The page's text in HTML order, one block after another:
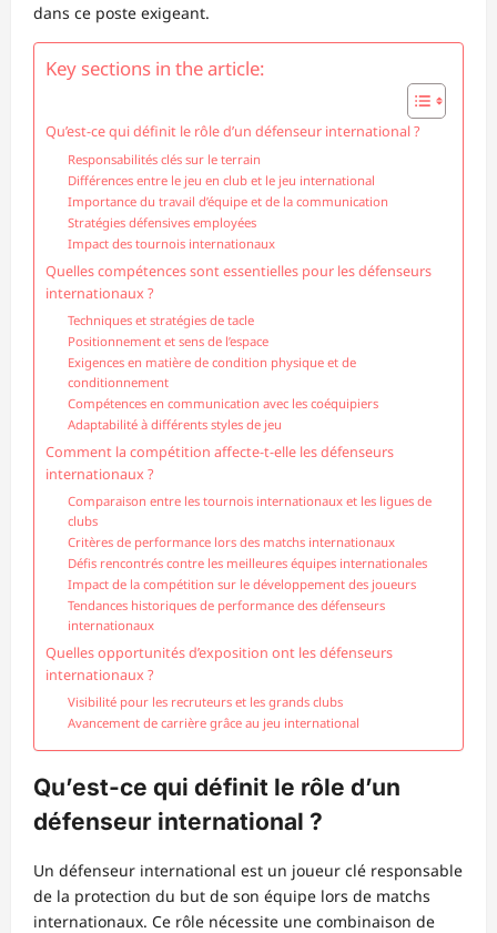
dans ce poste exigeant.
Key sections in the article:
Qu’est-ce qui définit le rôle d’un défenseur international ?
Responsabilités clés sur le terrain
Différences entre le jeu en club et le jeu international
Importance du travail d’équipe et de la communication
Stratégies défensives employées
Impact des tournois internationaux
Quelles compétences sont essentielles pour les défenseurs
internationaux ?
Techniques et stratégies de tacle
Positionnement et sens de l’espace
Exigences en matière de condition physique et de
conditionnement
Compétences en communication avec les coéquipiers
Adaptabilité à différents styles de jeu
Comment la compétition affecte-t-elle les défenseurs
internationaux ?
Comparaison entre les tournois internationaux et les ligues de
clubs
Critères de performance lors des matchs internationaux
Défis rencontrés contre les meilleures équipes internationales
Impact de la compétition sur le développement des joueurs
Tendances historiques de performance des défenseurs
internationaux
Quelles opportunités d’exposition ont les défenseurs
internationaux ?
Visibilité pour les recruteurs et les grands clubs
Avancement de carrière grâce au jeu international
Qu’est-ce qui définit le rôle d’un
défenseur international ?
Un défenseur international est un joueur clé responsable
de la protection du but de son équipe lors de matchs
internationaux. Ce rôle nécessite une combinaison de